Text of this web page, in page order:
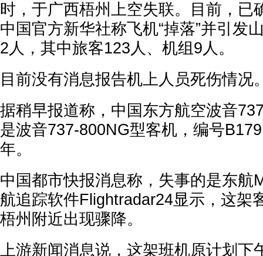
时，于广西梧州上空失联。目前，已
中国官方新华社称飞机“掉落”并引发
2人，其中旅客123人、机组9人。
目前没有消息报告机上人员死伤情况
据稍早报道称，中国东方航空波音
是波音737-800NG型客机，编号
年。
中国都市快报消息称，失事的是东航
航追踪软件Flightradar24显示，这架
梧州附近出现骤降。
上游新闻消息说，这架班机原计划下